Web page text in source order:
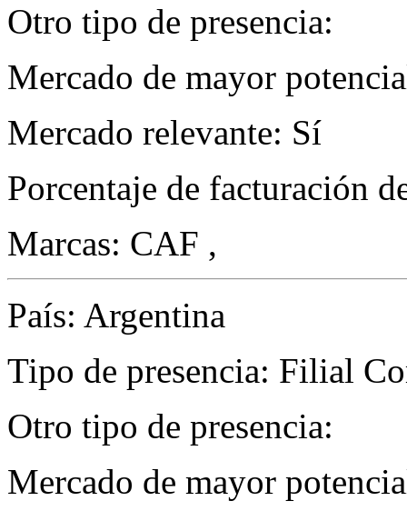
Otro tipo de presencia:
Mercado de mayor
Mercado relevante: Sí
Porcentaje de facturación
Marcas: CAF ,
País: Argentina
Tipo de presencia: Filial
Otro tipo de presencia:
Mercado de mayor